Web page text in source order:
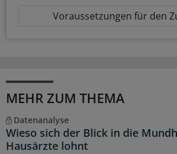
Voraussetzungen für den
MEHR ZUM THEMA
Datenanalyse
Wieso sich der Blick in die
Hausärzte lohnt